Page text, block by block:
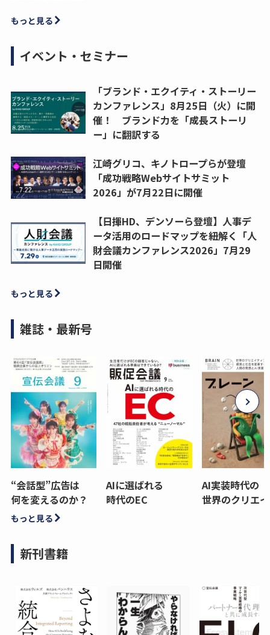
もっと見る
イベント・セミナー
「ブランド・エクイティ・ストーリー
カンファレンス」8月25日（火）に開
催！ ブランド力を「成長ストーリ
ー」に翻訳する
江崎グリコ、キノトロープらが登壇
「成功戦略Webサイトサミット
2026」が7月22日に開催
【日揮HD、デンソーら登壇】人事デ
ータ活用のロードマップを紐解く「人
財会議カンファレンス2026」7月29
日開催
もっと見る
雑誌・最新号
“会話型”広告は
何を変えるのか？
AIに選ばれる
時代のEC
AI実装時代の
世界のクリエ
もっと見る
新刊書籍